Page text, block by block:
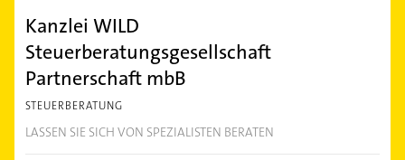
Kanzlei WILD
Steuerberatungsgesellschaft
Partnerschaft mbB
STEUERBERATUNG
LASSEN SIE SICH VON SPEZIALISTEN BERATEN